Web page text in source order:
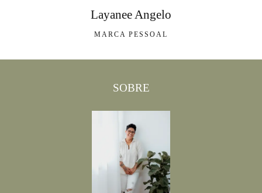
Layanee Angelo
MARCA PESSOAL
SOBRE